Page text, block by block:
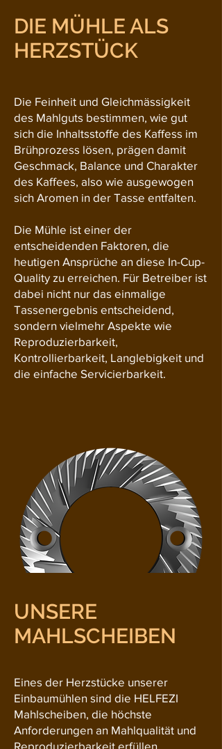
DIE MÜHLE ALS
HERZSTÜCK
Die Feinheit und Gleichmässigkeit
des Mahlguts bestimmen, wie gut
sich die Inhaltsstoffe des Kaffess im
Brühprozess lösen, prägen damit
Geschmack, Balance und Charakter
des Kaffees, also wie ausgewogen
sich Aromen in der Tasse entfalten.
Die Mühle ist einer der
entscheidenden Faktoren, die
heutigen Ansprüche an diese In-Cup-
Quality zu erreichen. Für Betreiber ist
dabei nicht nur das einmalige
Tassenergebnis entscheidend,
sondern vielmehr Aspekte wie
Reproduzierbarkeit,
Kontrollierbarkeit, Langlebigkeit und
die einfache Servicierbarkeit.
UNSERE
MAHLSCHEIBEN
Eines der Herzstücke unserer
Einbaumühlen sind die HELFEZI
Mahlscheiben, die höchste
Anforderungen an Mahlqualität und
Reproduzierbarkeit erfüllen.